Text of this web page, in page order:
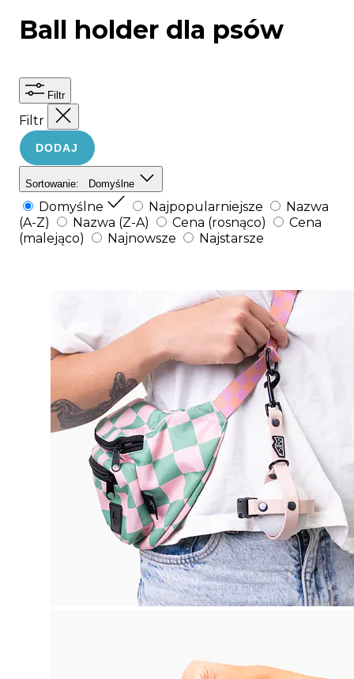
Ball holder dla psów
Filtr
Filtr
DODAJ
Sortowanie: Domyślne
Domyślne Najpopularniejsze
Nazwa
(A-Z)
Nazwa (Z-A) Cena (rosnąco)
Cena
(malejąco)
Najnowsze Najstarsze